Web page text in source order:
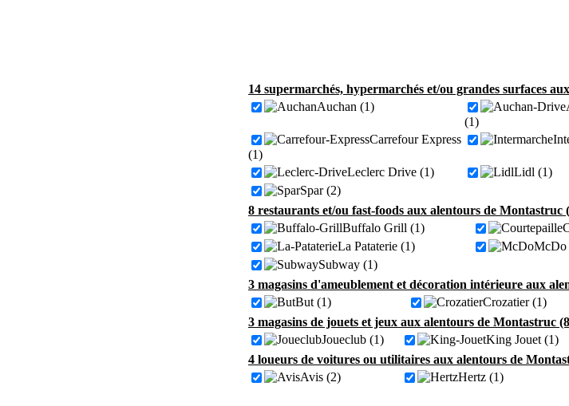
14 supermarchés, hypermarchés et/ou grandes surfaces
Auchan (1)
(1)
Carrefour Express
(1)
Leclerc Drive (1) Lidl (1)
Spar (2)
8 restaurants et/ou fast-foods aux alentours de Montastruc
Buffalo Grill (1)
La Pataterie (1)
McDo
Subway (1)
3 magasins d'ameublement et décoration intérieure aux
But (1)
Crozatier (1)
3 magasins de jouets et jeux aux alentours de Montastruc
Joueclub (1)
King Jouet (1)
4 loueurs de voitures ou utilitaires aux alentours de
Avis (2)
Hertz (1)